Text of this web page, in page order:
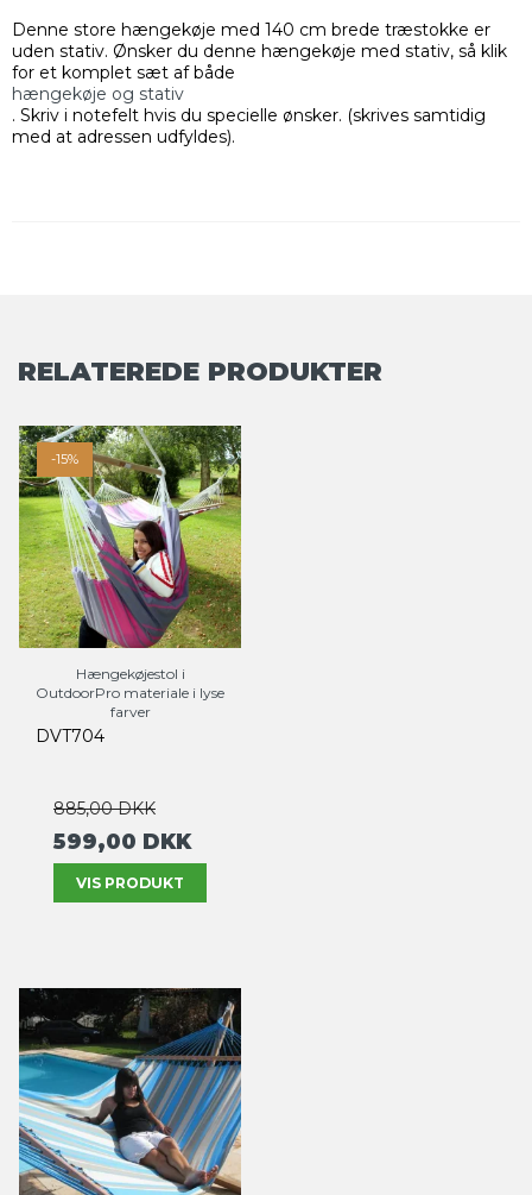
Denne store hængekøje med 140 cm brede træstokke er
uden stativ. Ønsker du denne hængekøje med stativ, så klik
for et komplet sæt af både
hængekøje og stativ
. Skriv i notefelt hvis du specielle ønsker. (skrives samtidig
med at adressen udfyldes).
RELATEREDE PRODUKTER
-15%
Hængekøjestol i
OutdoorPro materiale i lyse
farver
DVT704
885,00 DKK
599,00 DKK
VIS PRODUKT